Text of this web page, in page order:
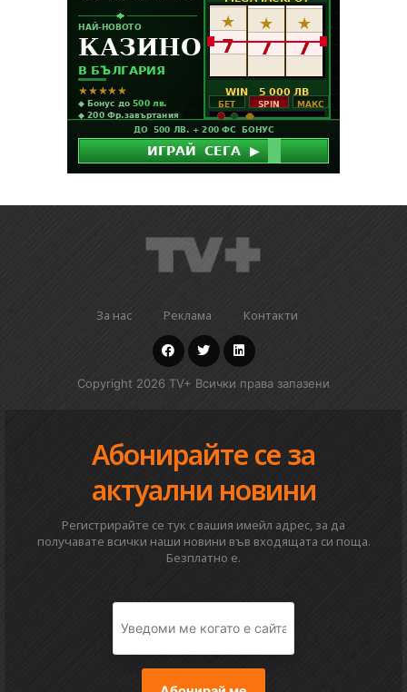
За нас Реклама Контакти
Copyright 2026 TV+ Всички права запазени
Абонирайте се за
актуални новини
Регистрирайте се тук с вашия имейл адрес, за да
получавате всички наши новини във входящата си поща.
Безплатно е.